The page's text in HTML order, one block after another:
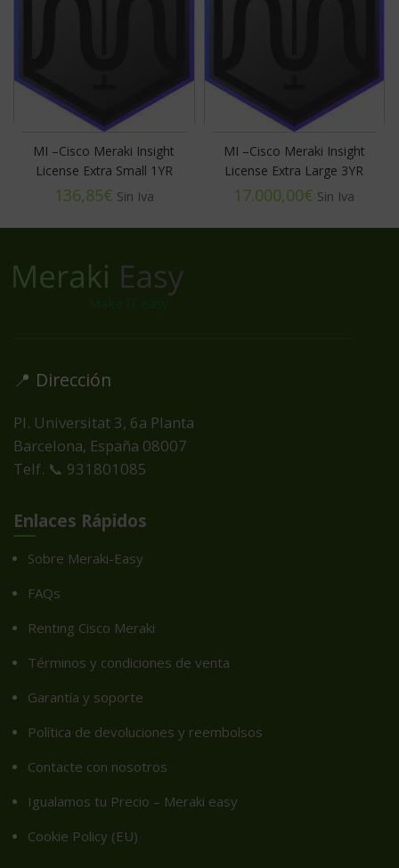
MI –Cisco Meraki Insight
License Extra Small 1YR
€
MI –Cisco Meraki Insight
License Extra Large 3YR
€
📍 Dirección
Pl. Universitat 3, 6a Planta
Barcelona, España 08007
Telf. 📞 931801085
Enlaces Rápidos
Sobre Meraki-Easy
FAQs
Renting Cisco Meraki
Términos y condiciones de venta
Garantía y soporte
Política de devoluciones y reembolsos
Contacte con nosotros
Igualamos tu Precio – Meraki easy
Cookie Policy (EU)